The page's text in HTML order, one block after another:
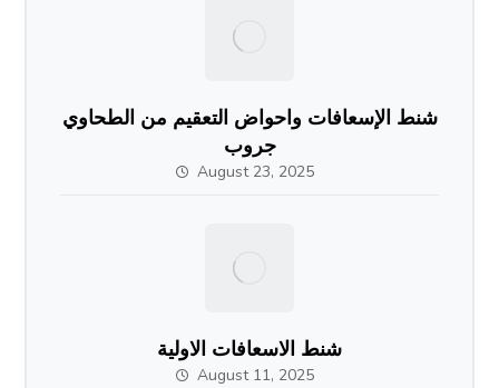
شنط الإسعافات واحواض التعقيم من الطحاوي
جروب
August 23, 2025
شنط الاسعافات الاولية
August 11, 2025